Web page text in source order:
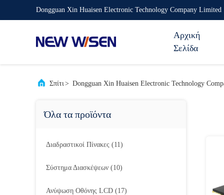
Dongguan Xin Huaisen Electronic Technology Company Limited
Αρχική
Σελίδα
Σπίτι> Dongguan Xin Huaisen Electronic Technology
Όλα τα προϊόντα
Διαδραστικοί Πίνακες (11)
Σύστημα Διασκέψεων (10)
Ανύψωση Οθόνης LCD (17)